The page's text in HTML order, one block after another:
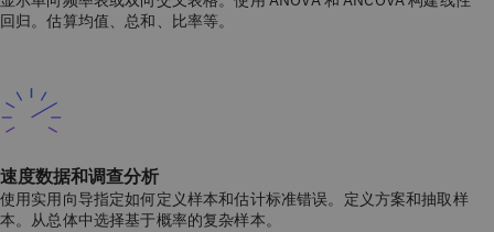
回归。估算均值、总和、比率等。
速度数据和调查分析
使用实用向导指定如何定义样本和估计标准错误。定义方案和抽取样
本。从总体中选择基于概率的复杂样本。